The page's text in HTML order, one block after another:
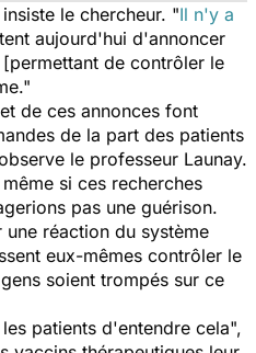
le chercheur. "Il n'y a
aujourd'hui d'annoncer
de contrôler le
de ces annonces font
de la part des patients
le professeur Launay.
si ces recherches
pas une guérison.
une réaction du système
eux-mêmes contrôler le
soient trompés sur ce
patients d'entendre cela",